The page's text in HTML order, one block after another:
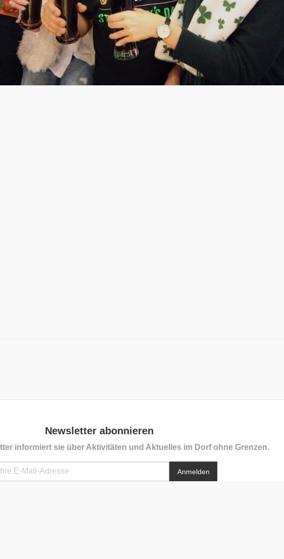
Newsletter abonnieren
informiert sie über Aktivitäten und Aktuelles im Dorf ohne Grenzen.